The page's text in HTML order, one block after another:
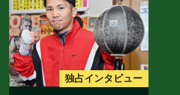
独占インタビュー